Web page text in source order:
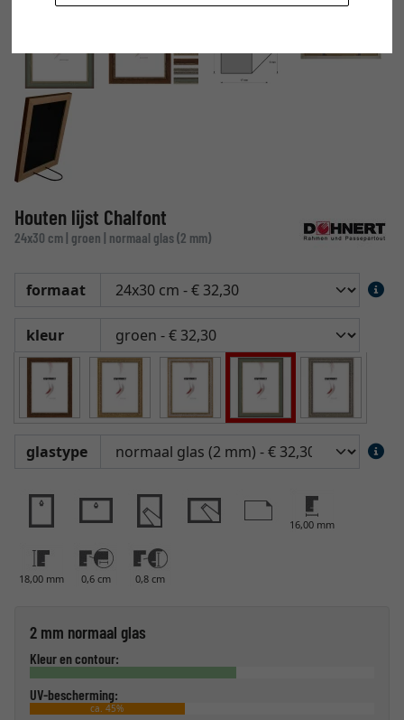
Houten lijst Chalfont
24x30 cm | groen | normaal glas (2 mm)
formaat
kleur
glastype
16,00 mm
18,00 mm 0,6 cm 0,8 cm
2 mm normaal glas
Kleur en contour:
UV-bescherming:
ca. 45%